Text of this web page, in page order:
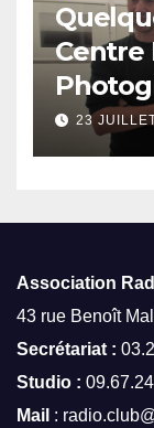
Centre
23
Association
43 rue Benoît
Secrétariat :
Studio :
Mail :